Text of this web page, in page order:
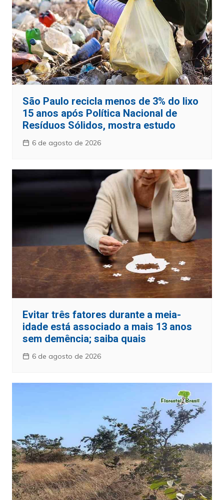
São Paulo recicla menos de 3% do lixo
15 anos após Política Nacional de
Resíduos Sólidos, mostra estudo
6 de agosto de 2026
Evitar três fatores durante a meia-
idade está associado a mais 13 anos
sem demência; saiba quais
6 de agosto de 2026